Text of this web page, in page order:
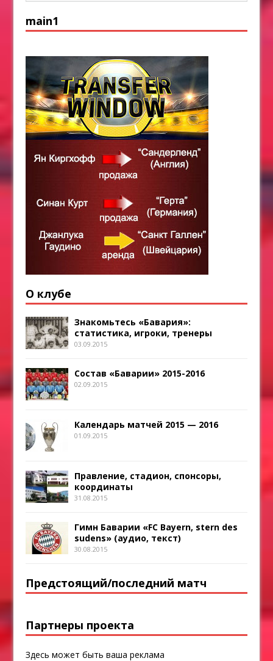
main1
О клубе
Знакомьтесь «Бавария»:
статистика, игроки, тренеры
03.09.2015
Состав «Баварии» 2015-2016
02.09.2015
Календарь матчей 2015 — 2016
01.09.2015
Правление, стадион, спонсоры,
координаты
31.08.2015
Гимн Баварии «FC Bayern, stern des
sudens» (аудио, текст)
30.08.2015
Предстоящий/последний матч
Партнеры проекта
Здесь может быть ваша реклама